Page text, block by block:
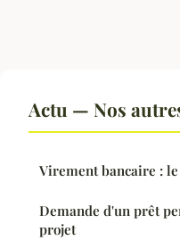
Actu — Nos
Virement bancaire :
Demande d'un prêt
projet